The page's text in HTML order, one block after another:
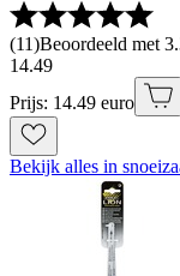
(11)Beoordeeld met
14.49
Prijs: 14.49 euro
Bekijk alles in